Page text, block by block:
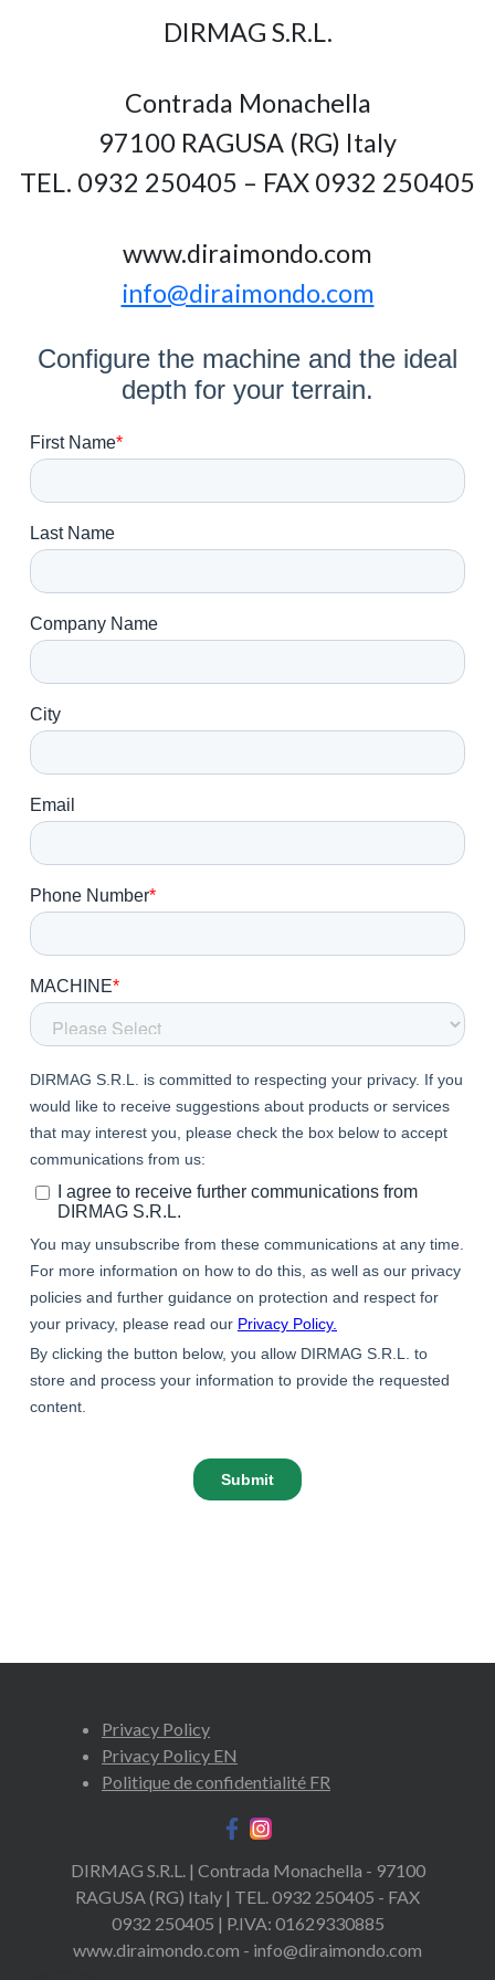
DIRMAG S.R.L.
Contrada Monachella
97100 RAGUSA (RG) Italy
TEL. 0932 250405 – FAX 0932 250405
www.diraimondo.com
info@diraimondo.com
Privacy Policy
Privacy Policy EN
Politique de confidentialité FR
DIRMAG S.R.L. | Contrada Monachella - 97100
RAGUSA (RG) Italy | TEL. 0932 250405 - FAX
0932 250405 | P.IVA: 01629330885
www.diraimondo.com - info@diraimondo.com